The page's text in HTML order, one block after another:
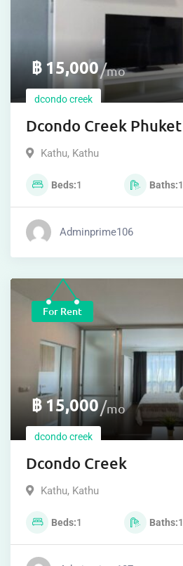
฿15,000 mo
dcondo creek
Dcondo Creek Phuket
Kathu, Kathu
Beds 1 Baths 1
Adminprime106
For Rent
฿15,000 mo
dcondo creek
Dcondo Creek
Kathu, Kathu
Beds 1 Baths 1